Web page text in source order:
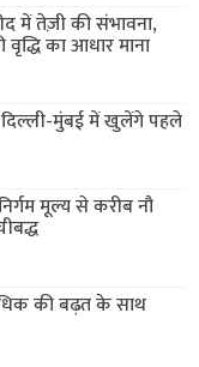
में तेज़ी की संभावना,
का आधार माना
दिल्ली-मुंबई में खुलेंगे पहले
मूल्य से करीब नौ
की बढ़त के साथ